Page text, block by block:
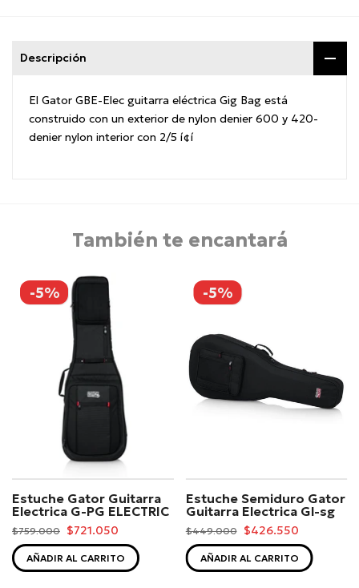
Descripción
El Gator GBE-Elec guitarra eléctrica Gig Bag está
construido con un exterior de nylon denier 600 y 420-
denier nylon interior con 2/5 í¢í
También te encantará
-5%
Estuche Gator Guitarra
Electrica G-PG ELECTRIC
$759.000 $721.050
AÑADIR AL CARRITO
-5%
Estuche Semiduro Gator
Guitarra Electrica Gl-sg
$449.000 $426.550
AÑADIR AL CARRITO